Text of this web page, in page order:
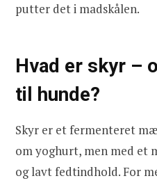
putter det i madskålen.
Hvad er skyr –
til hunde?
Skyr er et fermenteret
om yoghurt, men med et
og lavt fedtindhold. For